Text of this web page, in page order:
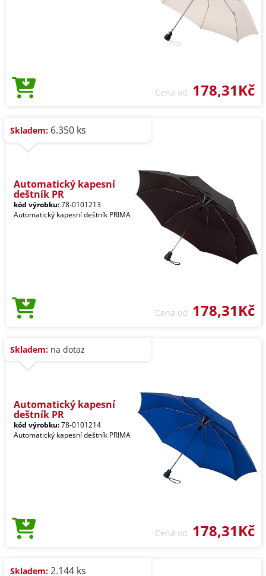
Cena od 178,31Kč
Skladem: 6.350 ks
Automatický kapesní
deštník PR
kód výrobku:78-0101213
Automatický kapesní deštník PRIMA
Cena od 178,31Kč
Skladem: na dotaz
Automatický kapesní
deštník PR
kód výrobku:78-0101214
Automatický kapesní deštník PRIMA
Cena od 178,31Kč
Skladem: 2.144 ks